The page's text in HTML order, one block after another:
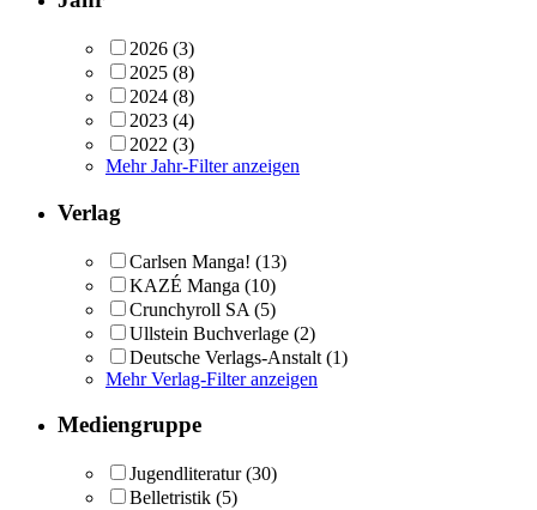
2026 (3)
2025 (8)
2024 (8)
2023 (4)
2022 (3)
Mehr Jahr-Filter anzeigen
Verlag
Carlsen Manga! (13)
KAZÉ Manga (10)
Crunchyroll SA (5)
Ullstein Buchverlage (2)
Deutsche Verlags-Anstalt (1)
Mehr Verlag-Filter anzeigen
Mediengruppe
Jugendliteratur (30)
Belletristik (5)